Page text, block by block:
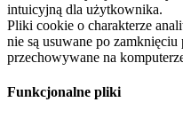
intuicyjną dla użytkownika.
Pliki cookie o charakterze
nie są usuwane po
przechowywane na
Funkcjonalne pliki